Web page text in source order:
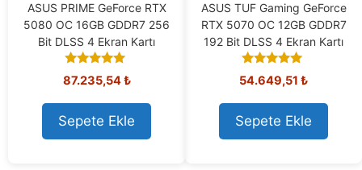
ASUS PRIME GeForce RTX
5080 OC 16GB GDDR7 256
Bit DLSS 4 Ekran Kartı
5.00
out of 5
87.235,54₺
Sepete Ekle
ASUS TUF Gaming GeForce
RTX 5070 OC 12GB GDDR7
192 Bit DLSS 4 Ekran Kartı
5.00
out of 5
54.649,51 ₺
Sepete Ekle